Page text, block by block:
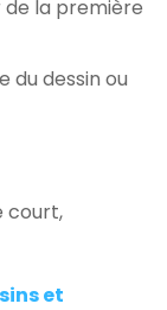
la première
du dessin ou
court,
et